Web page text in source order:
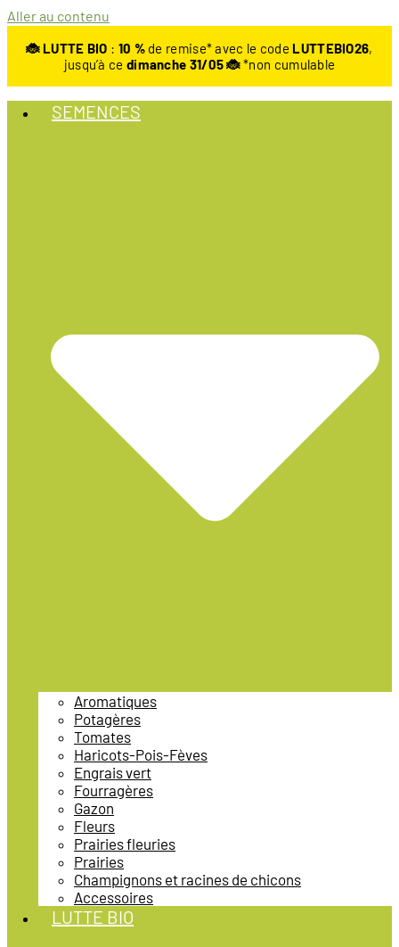
Aller au contenu
🐞 LUTTE BIO : 10 %de remise* avec le code LUTTEBIO26,
jusqu’à ce dimanche 31/05 🐞*non cumulable
SEMENCES
Aromatiques
Potagères
Tomates
Haricots-Pois-Fèves
Engrais vert
Fourragères
Gazon
Fleurs
Prairies fleuries
Prairies
Champignons et racines de chicons
Accessoires
LUTTE BIO